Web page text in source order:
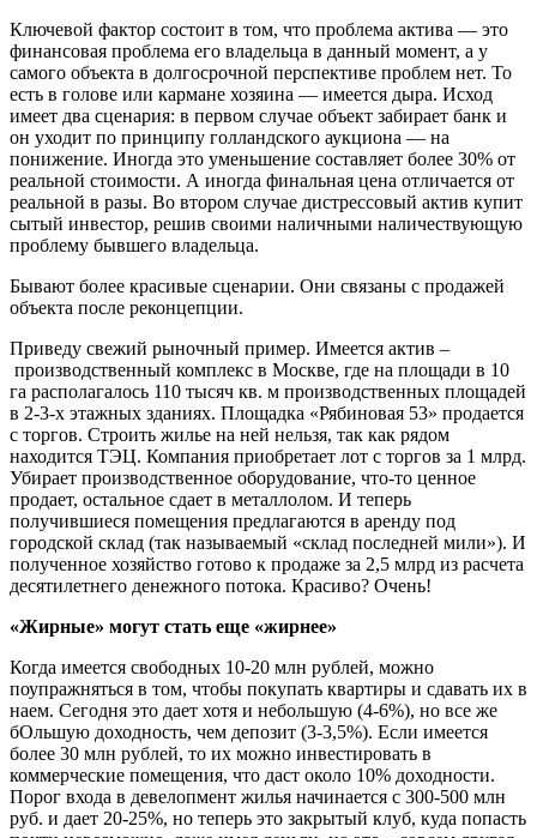
Ключевой фактор состоит в том, что проблема актива — это
финансовая проблема его владельца в данный момент, а у
самого объекта в долгосрочной перспективе проблем нет. То
есть в голове или кармане хозяина — имеется дыра. Исход
имеет два сценария: в первом случае объект забирает банк и
он уходит по принципу голландского аукциона — на
понижение. Иногда это уменьшение составляет более 30% от
реальной стоимости. А иногда финальная цена отличается от
реальной в разы. Во втором случае дистрессовый актив купит
сытый инвестор, решив своими наличными наличествующую
проблему бывшего владельца.
Бывают более красивые сценарии. Они связаны с продажей
объекта после реконцепции.
Приведу свежий рыночный пример. Имеется актив –
производственный комплекс в Москве, где на площади в 10
га располагалось 110 тысяч кв. м производственных площадей
в 2-3-х этажных зданиях. Площадка «Рябиновая 53» продается
с торгов. Строить жилье на ней нельзя, так как рядом
находится ТЭЦ. Компания приобретает лот с торгов за 1 млрд.
Убирает производственное оборудование, что-то ценное
продает, остальное сдает в металлолом. И теперь
получившиеся помещения предлагаются в аренду под
городской склад (так называемый «склад последней мили»). И
полученное хозяйство готово к продаже за 2,5 млрд из расчета
десятилетнего денежного потока. Красиво? Очень!
«Жирные» могут стать еще «жирнее»
Когда имеется свободных 10-20 млн рублей, можно
поупражняться в том, чтобы покупать квартиры и сдавать их в
наем. Сегодня это дает хотя и небольшую (4-6%), но все же
бОльшую доходность, чем депозит (3-3,5%). Если имеется
более 30 млн рублей, то их можно инвестировать в
коммерческие помещения, что даст около 10% доходности.
Порог входа в девелопмент жилья начинается с 300-500 млн
руб. и дает 20-25%, но теперь это закрытый клуб, куда попасть